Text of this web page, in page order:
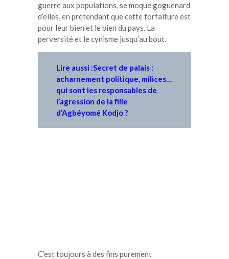
guerre aux populations, se moque goguenard
d’elles, en prétendant que cette forfaiture est
pour leur bien et le bien du pays. La
perversité et le cynisme jusqu’au bout.
Lire aussi :Secret de palais :
acharnement politique, milices…
qui sont les responsables de
l’agression de la fille
d’Agbéyomé Kodjo ?
C’est toujours à des fins purement